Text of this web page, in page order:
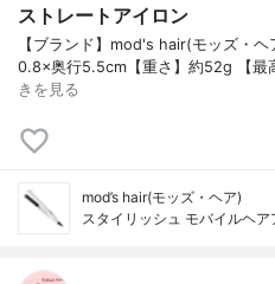
ストレートアイロン
【ブランド】mod's hair(モッズ・
0.8×奥行5.5cm【重さ】約52g 【
きを見る
mod’s hair(モッズ・ヘア)
スタイリッシュ モバイルヘ